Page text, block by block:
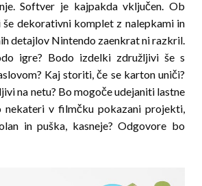
Softver je kajpakda vključen. Ob
dekorativni komplet z nalepkami in
detajlov Nintendo zaenkrat ni razkril.
igre? Bodo izdelki združljivi še s
Kaj storiti, če se karton uniči?
na netu? Bo mogoče udejaniti lastne
nekateri v filmčku pokazani projekti,
in puška, kasneje? Odgovore bo